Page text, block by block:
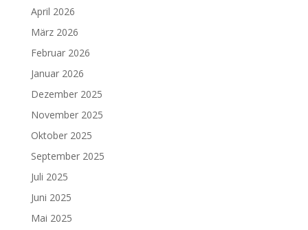
April 2026
März 2026
Februar 2026
Januar 2026
Dezember 2025
November 2025
Oktober 2025
September 2025
Juli 2025
Juni 2025
Mai 2025